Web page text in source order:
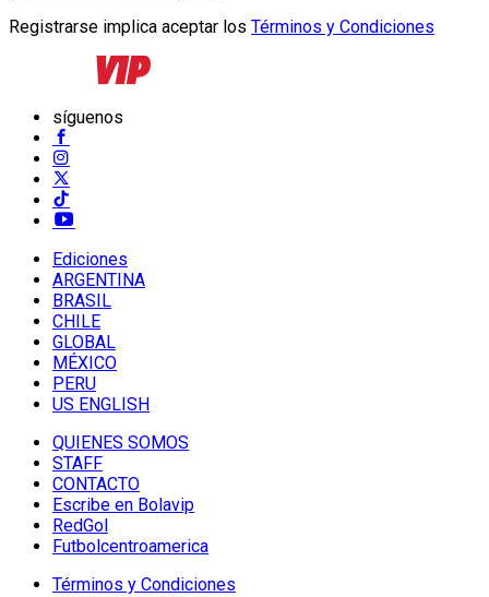
Registrarse implica aceptar los Términos y Condiciones
síguenos
Ediciones
ARGENTINA
BRASIL
CHILE
GLOBAL
MÉXICO
PERU
US ENGLISH
QUIENES SOMOS
STAFF
CONTACTO
Escribe en Bolavip
RedGol
Futbolcentroamerica
Términos y Condiciones